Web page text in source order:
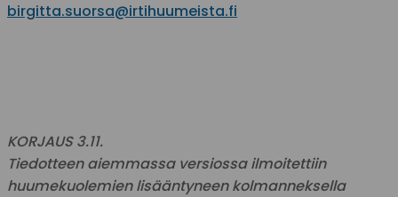
birgitta.suorsa@irtihuumeista.fi
KORJAUS 3.11.
Tiedotteen aiemmassa versiossa ilmoitettiin
huumekuolemien lisääntyneen kolmanneksella